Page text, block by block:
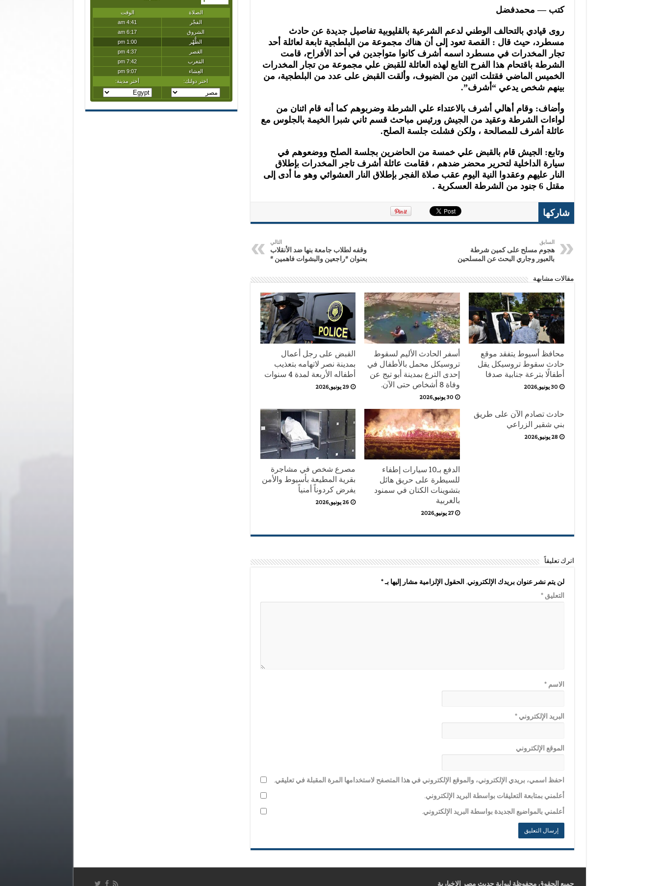
كتب — محمدفضل
روى قيادي بالتحالف الوطني لدعم الشرعية بالقليوبية تفاصيل جديدة عن حادث
مسطرد، حيث قال : القصة تعود إلى أن هناك مجموعة من البلطجية تابعة لعائلة أحد
تجار المخدرات في مسطرد اسمه أشرف كانوا متواجدين في أحد الأفراح، قامت
الشرطة باقتحام هذا الفرح التابع لهذه العائلة للقبض علي مجموعة من تجار المخدرات
الخميس الماضي فقتلت اثنين من الضيوف، وألقت القبض على عدد من البلطجية، من
بينهم شخص يدعي “أشرف”.
وأضاف: وقام أهالي أشرف بالاعتداء علي الشرطة وضربوهم كما أنه قام اثنان من
لواءات الشرطة وعقيد من الجيش ورئيس مباحث قسم ثاني شبرا الخيمة بالجلوس مع
عائلة أشرف للمصالحة ، ولكن فشلت جلسة الصلح.
وتابع: الجيش قام بالقبض علي خمسة من الحاضرين بجلسة الصلح ووضعوهم في
سيارة الداخلية لتحرير محضر ضدهم ، فقامت عائلة أشرف تاجر المخدرات بإطلاق
النار عليهم وعقدوا النية اليوم عقب صلاة الفجر بإطلاق النار العشوائي وهو ما أدى إلى
مقتل 6 جنود من الشرطة العسكرية .
شاركها
السابق
هجوم مسلح على كمين شرطة
بالعبور وجاري البحث عن المسلحين
التالي
وقفه لطلاب جامعة بنها ضد الأنقلاب
بعنوان “راجعين والبشوات فاهمين “
مقالات مشابهة
محافظ أسيوط يتفقد موقع
حادث سقوط تروسيكل يقل
أطفالًا بترعة جنابية صدفا
30 يونيو,2026
أسفر الحادث الأليم لسقوط
تروسيكل محمل بالأطفال في
إحدى الترع بمدينة أبو تيج عن
وفاة 8 أشخاص حتى الآن.
30 يونيو,2026
القبض على رجل أعمال
بمدينة نصر لاتهامه بتعذيب
أطفاله الأربعة لمدة 4 سنوات
29 يونيو,2026
حادث تصادم الآن على طريق
بني شقير الزراعي
28 يونيو,2026
الدفع بـ10 سيارات إطفاء
للسيطرة على حريق هائل
بتشوينات الكتان في سمنود
بالغربية
27 يونيو,2026
مصرع شخص في مشاجرة
بقرية المطيعة بأسيوط والأمن
يفرض كردوناً أمنياً
26 يونيو,2026
اترك تعليقاً
لن يتم نشر عنوان بريدك الإلكتروني. الحقول الإلزامية مشار إليها بـ*
التعليق*
الاسم*
البريد الإلكتروني*
الموقع الإلكتروني
احفظ اسمي، بريدي الإلكتروني، والموقع الإلكتروني في هذا المتصفح لاستخدامها المرة المقبلة في تعليقي.
أعلمني بمتابعة التعليقات بواسطة البريد الإلكتروني.
أعلمني بالمواضيع الجديدة بواسطة البريد الإلكتروني.
جميع الحقوق محفوظة لبوابة حديث مصر الإخبارية